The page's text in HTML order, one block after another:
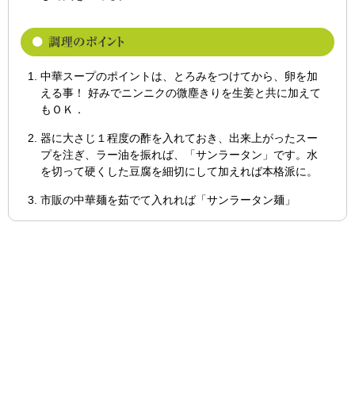
中華スープのポイントは、とろみをつけてから、卵を加
える事！ 好みでニンニクの微塵きりを生姜と共に加えて
もＯＫ．
器に大さじ１程度の酢を入れておき、出来上がったスー
プを注ぎ、ラー油を振れば、「サンラータン」です。水
を切って硬くした豆腐を細切にして加えれば本格派に。
市販の中華麺を茹でて入れれば「サンラータン麺」